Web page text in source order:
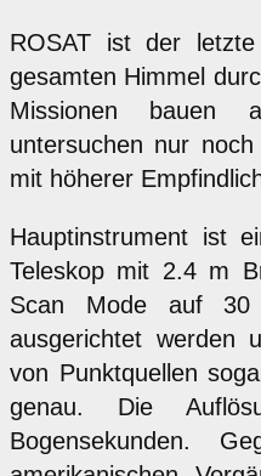
ROSAT ist der
gesamten Himmel
Missionen bauen
untersuchen nur
mit höherer
Hauptinstrument ist
Teleskop mit 2.4 m
Scan Mode auf 30
ausgerichtet werden
von Punktquellen
genau. Die
Bogensekunden.